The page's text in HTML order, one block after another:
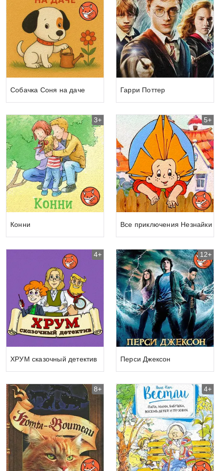
Собачка Соня на даче Гарри Поттер
Конни
3+
Все приключения Незнайки
5+
ХРУМ сказочный детектив
4+
Перси Джексон
12+
8+ 4+